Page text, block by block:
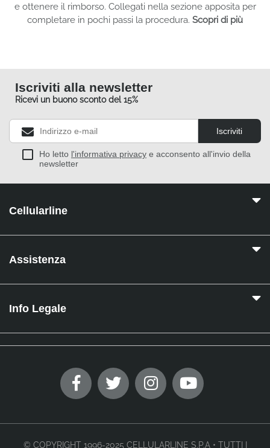
e ottenere il rimborso. Collegati nella sezione apposita per
completare in pochi passi la procedura. Scopri di più
Iscriviti alla newsletter
Ricevi un buono sconto del 15%
Iscriviti
Ho letto l'informativa privacy e acconsento all'invio della
newsletter
Cellularline
Assistenza
Info Legale
© COPYRIGHT 1996-2025 CELLULARLINE S.P.A • TUTTI I